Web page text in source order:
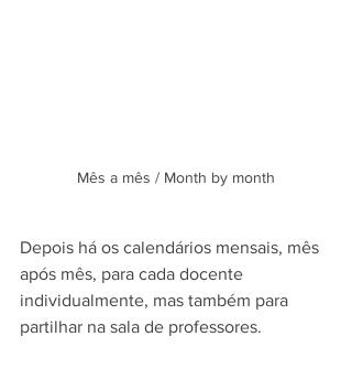
Mês a mês / Month by month
Depois há os calendários mensais, mês
após mês, para cada docente
individualmente, mas também para
partilhar na sala de professores.